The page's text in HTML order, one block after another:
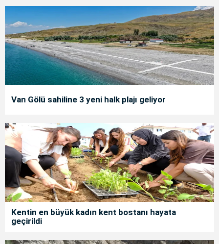
Van Gölü sahiline 3 yeni halk plajı geliyor
Kentin en büyük kadın kent bostanı hayata
geçirildi